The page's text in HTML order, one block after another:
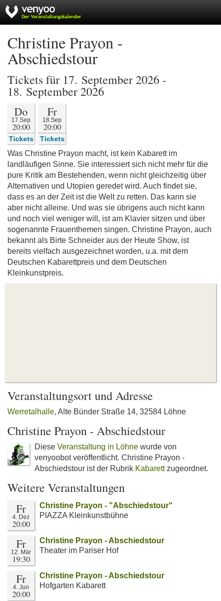
Christine Prayon -
Abschiedstour
Tickets für 17. September 2026 -
18. September 2026
Do
17.Sep
20:00
Tickets
Fr
18.Sep
20:00
Tickets
Was Christine Prayon macht, ist kein Kabarett im
landläufigen Sinne. Sie interessiert sich nicht mehr für die
pure Kritik am Bestehenden, wenn nicht gleichzeitig über
Alternativen und Utopien geredet wird. Auch findet sie,
dass es an der Zeit ist die Welt zu retten. Das kann sie
aber nicht alleine. Und was sie übrigens auch nicht kann
und noch viel weniger will, ist am Klavier sitzen und über
sogenannte Frauenthemen singen. Christine Prayon, auch
bekannt als Birte Schneider aus der Heute Show, ist
bereits vielfach ausgezeichnet worden, u.a. mit dem
Deutschen Kabarettpreis und dem Deutschen
Kleinkunstpreis.
Veranstaltungsort und Adresse
Werretalhalle, Alte Bünder Straße 14, 32584 Löhne
Christine Prayon - Abschiedstour
Diese Veranstaltung in Löhne wurde von
venyoobot veröffentlicht. Christine Prayon -
Abschiedstour ist der Rubrik Kabarettzugeordnet.
Weitere Veranstaltungen
Fr
4. Dez
20:00
Christine Prayon - "Abschiedstour"
PIAZZA Kleinkunstbühne
Fr
12. Mär
19:30
Christine Prayon - Abschiedstour
Theater im Pariser Hof
Fr
4. Jun
20:00
Christine Prayon - Abschiedstour
Hofgarten Kabarett